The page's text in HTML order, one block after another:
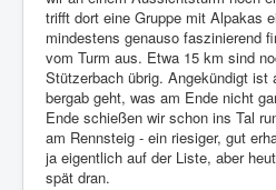
trifft dort eine Gruppe mit Alpakas
mindestens genauso faszinierend
vom Turm aus. Etwa 15 km sind
Stützerbach übrig. Angekündigt ist
bergab geht, was am Ende nicht
Ende schießen wir schon ins Tal
am Rennsteig - ein riesiger, gut
ja eigentlich auf der Liste, aber
spät dran.